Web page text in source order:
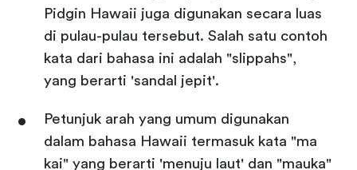
Pidgin Hawaii juga digunakan secara luas
di pulau-pulau tersebut. Salah satu contoh
kata dari bahasa ini adalah "slippahs",
yang berarti 'sandal jepit'.
Petunjuk arah yang umum digunakan
dalam bahasa Hawaii termasuk kata "ma
kai" yang berarti 'menuju laut' dan "mauka"